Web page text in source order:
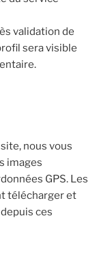
validation de
sera visible
nous vous
images
GPS. Les
télécharger et
ces